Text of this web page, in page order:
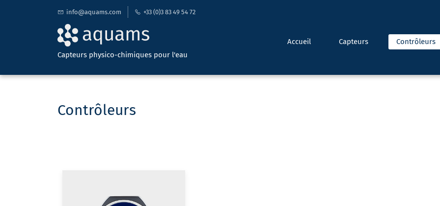
info@aquams.com +33 (0)3 83 49 54 72
Capteurs physico-chimiques pour l'eau
Accueil Capteurs Contrôleurs
Contrôleurs